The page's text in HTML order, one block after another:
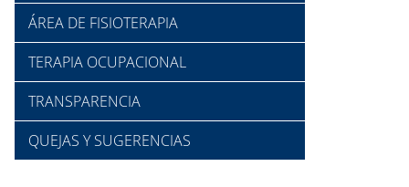
ÁREA DE FISIOTERAPIA
TERAPIA OCUPACIONAL
TRANSPARENCIA
QUEJAS Y SUGERENCIAS